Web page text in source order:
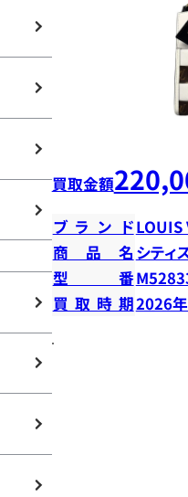
買取金額
ブランドLOUIS
商品名 シティ
型番
買取時期2026